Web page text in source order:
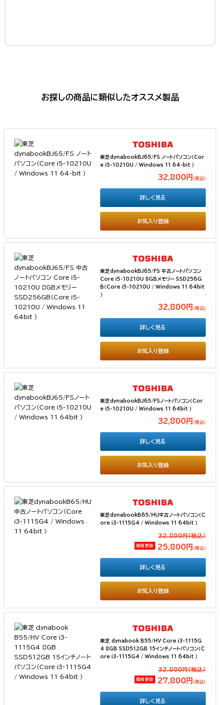
お探しの商品に類似したオススメ製品
東芝dynabookBJ65/FS ノートパソコン（Cor
e i5-10210U / Windows 11 64-bit ）
32,800円 （税込）
お気入り登録
詳しく見る
東芝dynabookBJ65/FS 中古ノートパソコン
Core i5-10210U 8GBメモリー SSD256G
B（Core i5-10210U / Windows 11 64bit
）
32,800円 （税込）
お気入り登録
詳しく見る
東芝dynabookBJ65/FSノートパソコン（Cor
e i5-10210U / Windows 11 64bit ）
32,800円 （税込）
お気入り登録
詳しく見る
東芝dynabookB65/HU中古ノートパソコン（C
ore i3-1115G4 / Windows 11 64bit ）
32,800円(税込）
価格更新 25,800円 （税込）
お気入り登録
詳しく見る
東芝 dynabook B55/HV Core i3-1115G
4 8GB SSD512GB 15インチノートパソコン（C
ore i3-1115G4 / Windows 11 64bit ）
32,800円(税込）
価格更新 27,800円 （税込）
詳しく見る